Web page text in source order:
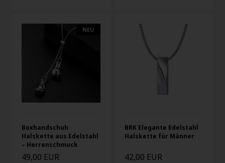
NEU
Boxhandschuh
Halskette aus Edelstahl
– Herrenschmuck
49,00 EUR
BRK Elegante Edelstahl
Halskette für Männer
42,00 EUR